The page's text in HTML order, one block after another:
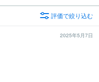
評価で絞り込む
2025年5月7日